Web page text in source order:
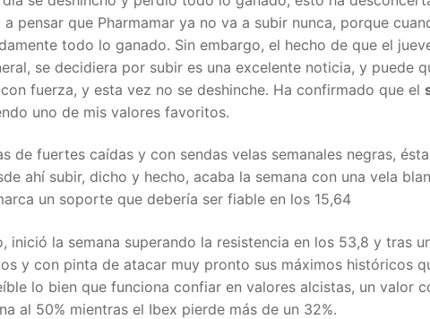
pensar que Pharmamar ya no va a subir nunca, porque
todo lo ganado. Sin embargo, el hecho de que el
se decidiera por subir es una excelente noticia, y puede
fuerza, y esta vez no se deshinche. Ha confirmado que el
uno de mis valores favoritos.
de fuertes caídas y con sendas velas semanales negras,
ahí subir, dicho y hecho, acaba la semana con una vela
un soporte que debería ser fiable en los 15,64
inició la semana superando la resistencia en los 53,8 y tras
y con pinta de atacar muy pronto sus máximos históricos
lo bien que funciona confiar en valores alcistas, un valor
al 50% mientras el Ibex pierde más de un 32%.